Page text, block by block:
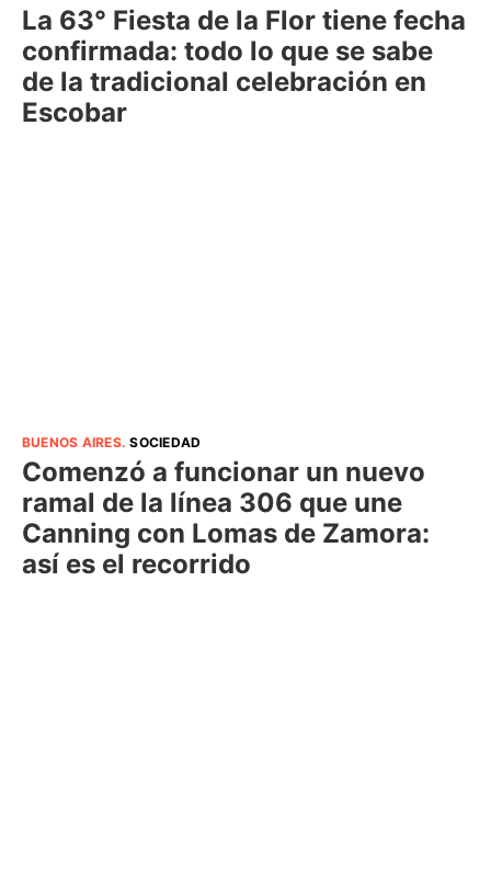
La 63° Fiesta de la Flor tiene fecha
confirmada: todo lo que se sabe
de la tradicional celebración en
Escobar
BUENOS AIRES.SOCIEDAD
Comenzó a funcionar un nuevo
ramal de la línea 306 que une
Canning con Lomas de Zamora:
así es el recorrido